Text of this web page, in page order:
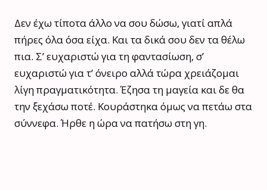
Δεν έχω τίποτα άλλο να σου δώσω, γιατί απλά
πήρες όλα όσα είχα. Και τα δικά σου δεν τα θέλω
πια. Σ’ ευχαριστώ για τη φαντασίωση, σ’
ευχαριστώ για τ’ όνειρο αλλά τώρα χρειάζομαι
λίγη πραγματικότητα. Έζησα τη μαγεία και δε θα
την ξεχάσω ποτέ. Κουράστηκα όμως να πετάω στα
σύννεφα. Ήρθε η ώρα να πατήσω στη γη.